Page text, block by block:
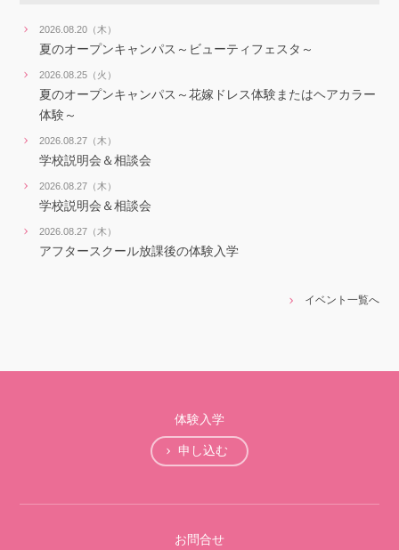
2026.08.20（木）
夏のオープンキャンパス～ビューティフェスタ～
2026.08.25（火）
夏のオープンキャンパス～花嫁ドレス体験またはヘアカラー
体験～
2026.08.27（木）
学校説明会＆相談会
2026.08.27（木）
学校説明会＆相談会
2026.08.27（木）
アフタースクール放課後の体験入学
イベント一覧へ
体験入学
申し込む
お問合せ